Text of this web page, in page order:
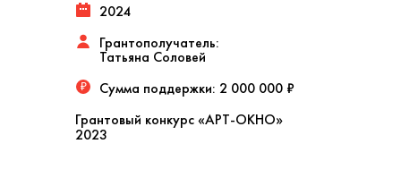
Грантовый конкурс «АРТ-ОКНО»
2023
2024
Грантополучатель:
Татьяна Соловей
₽ Сумма поддержки: 2 000 000 ₽